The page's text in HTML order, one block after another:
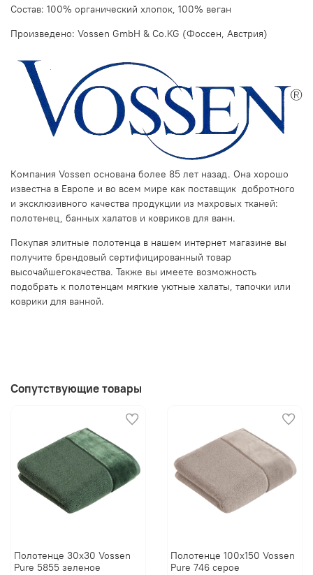
Состав: 100% органический хлопок, 100% веган
Произведено: Vossen GmbH & Co.KG (Фоссен, Австрия)
Компания Vossen основана более 85 лет назад. Она хорошо
известна в Европе и во всем мире как поставщик добротного
и эксклюзивного качества продукции из махровых тканей:
полотенец, банных халатов и ковриков для ванн.
Покупая элитные полотенца в нашем интернет магазине вы
получите брендовый сертифицированный товар
высочайшегокачества. Также вы имеете возможность
подобрать к полотенцам мягкие уютные халаты, тапочки или
коврики для ванной.
Сопутствующие товары
Полотенце 30х30 Vossen
Pure 5855 зеленое
Полотенце 100х150 Vossen
Pure 746 серое